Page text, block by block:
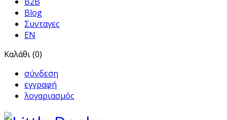
Blog
Συνταγες
EN
Καλάθι (0)
σύνδεση
εγγραφή
λογαριασμός